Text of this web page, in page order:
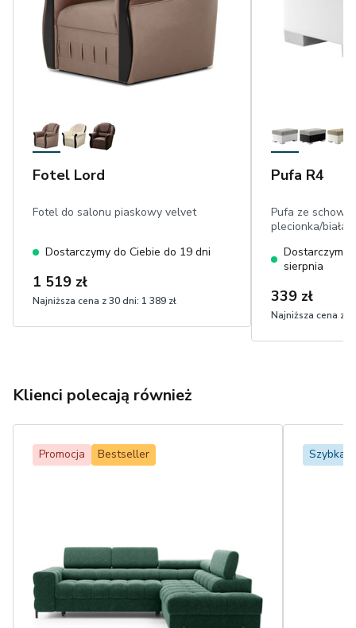
Fotel Lord
Fotel do salonu piaskowy velvet
Dostarczymy do Ciebie do 19 dni
1 519 zł
Najniższa cena z 30 dni: 1 389 zł
Pufa R4
Pufa ze
plecionka/biała
Dostarczymy
sierpnia
339 zł
Najniższa cena z
Klienci polecają również
Promocja Bestseller Szybka